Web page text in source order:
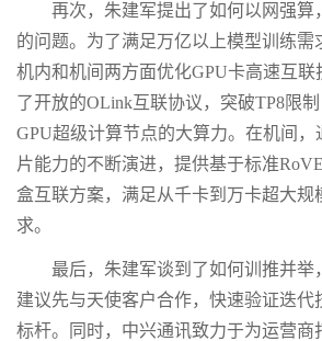
再次，朱建军提出了如何以网强算
的问题。为了满足万亿以上模型训练需
机内和机间两方面优化GPU卡高速互联
了开放的OLink互联协议，突破TP8限
GPU超级计算节点的大算力。在机间，
片能力的不断演进，提供基于标准
盒互联方案，满足从千卡到万卡超大规
求。
最后，朱建军谈到了如何训推并举
建议先与天使客户合作，快速验证迭代
标杆。同时，中兴通讯致力于为运营商